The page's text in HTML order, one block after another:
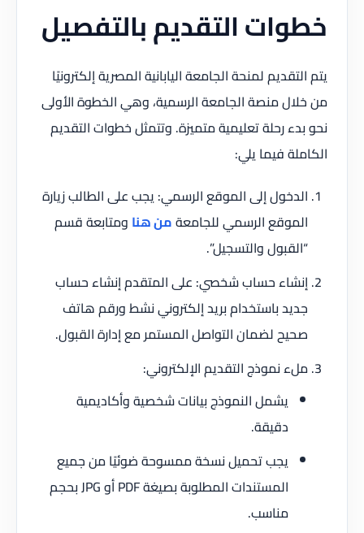
خطوات التقديم بالتفصيل
يتم التقديم لمنحة الجامعة اليابانية المصرية إلكترونيًا
من خلال منصة الجامعة الرسمية، وهي الخطوة الأولى
نحو بدء رحلة تعليمية متميزة. وتتمثل خطوات التقديم
الكاملة فيما يلي:
الدخول إلى الموقع الرسمي: يجب على الطالب زيارة
الموقع الرسمي للجامعةمن هنا ومتابعة قسم
“القبول والتسجيل”.
إنشاء حساب شخصي: على المتقدم إنشاء حساب
جديد باستخدام بريد إلكتروني نشط ورقم هاتف
صحيح لضمان التواصل المستمر مع إدارة القبول.
ملء نموذج التقديم الإلكتروني:
يشمل النموذج بيانات شخصية وأكاديمية
دقيقة.
يجب تحميل نسخة ممسوحة ضوئيًا من جميع
المستندات المطلوبة بصيغة PDF أو JPG بحجم
مناسب.